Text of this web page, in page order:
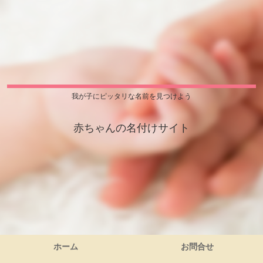
我が子にピッタリな名前を見つけよう
赤ちゃんの名付けサイト
ホーム お問合せ